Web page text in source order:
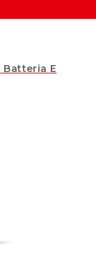
Batteria E